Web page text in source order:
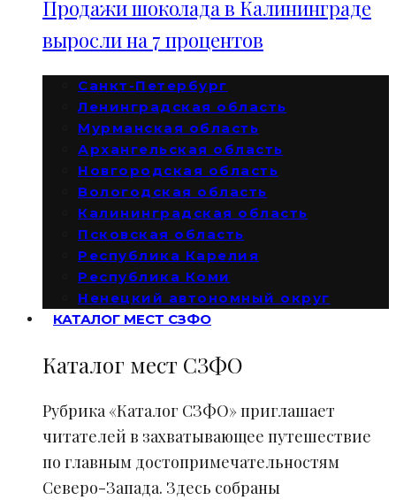
Продажи шоколада в Калининграде
выросли на 7 процентов
Санкт-Петербург
Ленинградская область
Мурманская область
Архангельская область
Новгородская область
Вологодская область
Калининградская область
Псковская область
Республика Карелия
Республика Коми
Ненецкий автономный округ
КАТАЛОГ МЕСТ СЗФО
Каталог мест СЗФО
Рубрика «Каталог СЗФО» приглашает
читателей в захватывающее путешествие
по главным достопримечательностям
Северо-Запада. Здесь собраны